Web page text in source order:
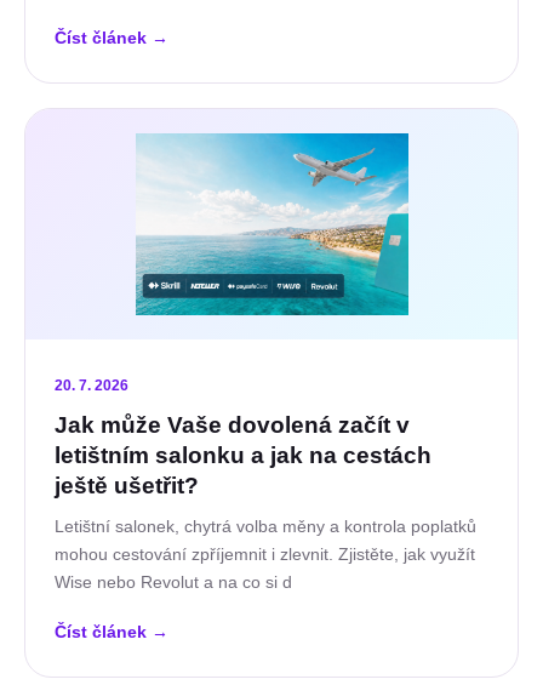
Číst článek →
20. 7. 2026
Jak může Vaše dovolená začít v
letištním salonku a jak na cestách
ještě ušetřit?
Letištní salonek, chytrá volba měny a kontrola poplatků
mohou cestování zpříjemnit i zlevnit. Zjistěte, jak využít
Wise nebo Revolut a na co si d
Číst článek →